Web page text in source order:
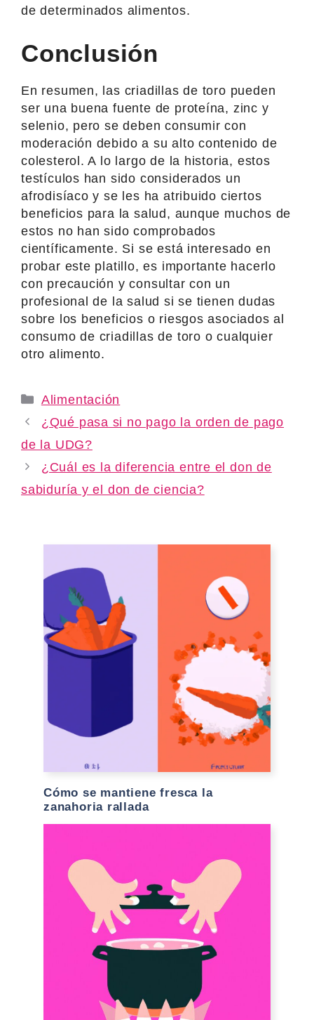
de determinados alimentos.
Conclusión
En resumen, las criadillas de toro pueden
ser una buena fuente de proteína, zinc y
selenio, pero se deben consumir con
moderación debido a su alto contenido de
colesterol. A lo largo de la historia, estos
testículos han sido considerados un
afrodisíaco y se les ha atribuido ciertos
beneficios para la salud, aunque muchos de
estos no han sido comprobados
científicamente. Si se está interesado en
probar este platillo, es importante hacerlo
con precaución y consultar con un
profesional de la salud si se tienen dudas
sobre los beneficios o riesgos asociados al
consumo de criadillas de toro o cualquier
otro alimento.
Categories
Alimentación
¿Qué pasa si no pago la orden de pago
de la UDG?
¿Cuál es la diferencia entre el don de
sabiduría y el don de ciencia?
Cómo se mantiene fresca la
zanahoria rallada